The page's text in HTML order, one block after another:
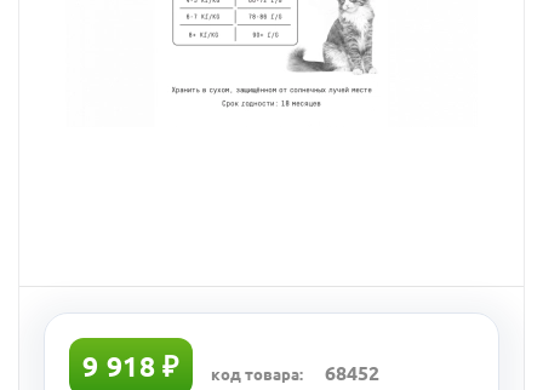
9 918 ₽ код товара: 68452